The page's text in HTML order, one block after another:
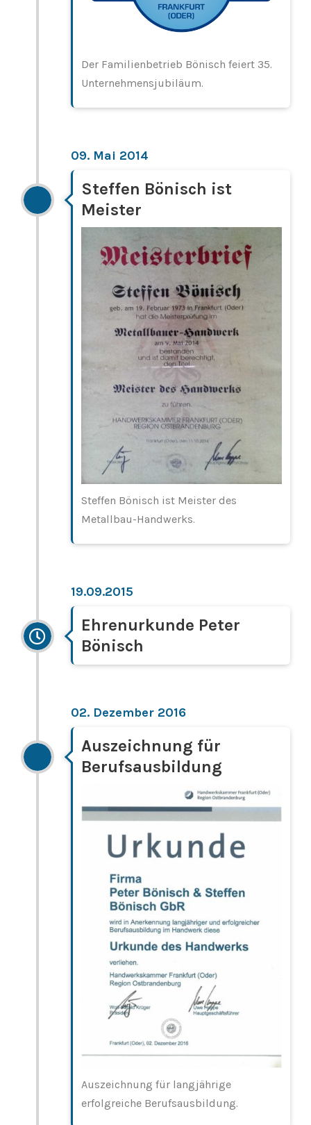
Der Familienbetrieb Bönisch feiert 35.
Unternehmensjubiläum.
09. Mai 2014
Steffen Bönisch ist
Meister
Steffen Bönisch ist Meister des
Metallbau-Handwerks.
19.09.2015
Ehrenurkunde Peter
Bönisch
02. Dezember 2016
Auszeichnung für
Berufsausbildung
Auszeichnung für langjährige
erfolgreiche Berufsausbildung.